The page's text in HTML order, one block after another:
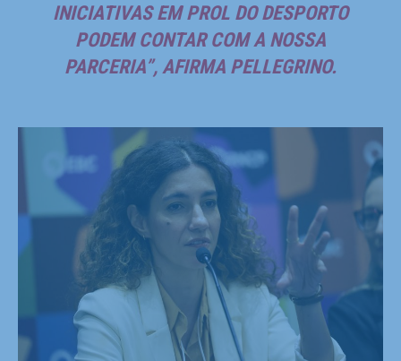
INICIATIVAS EM PROL DO DESPORTO
PODEM CONTAR COM A NOSSA
PARCERIA”, AFIRMA PELLEGRINO.